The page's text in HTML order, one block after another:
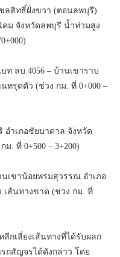
ชลสิทธิ์ฝั่งขวา (ตอนลพบุรี)
ม จังหวัดลพบุรี น้ำท่วมสูง
ท ลบ.4056 – บ้านเขาราบ
ทรุดตัว (ช่วง กม. ที่ 0+000 –
อำเภอชัยบาดาล จังหวัด
. ที่ 0+500 – 3+200)
นเขาน้อยพรมสุวรรณ อำเภอ
ส้นทางขาด (ช่วง กม. ที่
เลี่ยงเส้นทางที่ได้รับผลก
ถสัญจรได้ดังกล่าว โดย